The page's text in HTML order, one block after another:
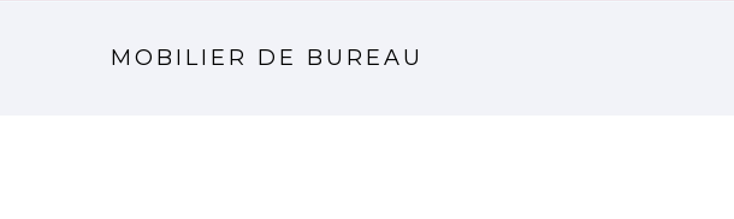
MOBILIER DE BUREAU